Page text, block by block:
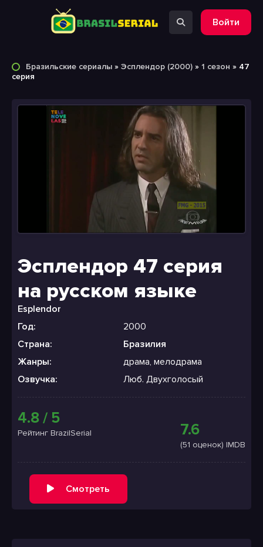
Войти
Бразильские сериалы » Эсплендор (2000) » 1 сезон » 47
серия
Эсплендор 47 серия
на русском языке
Esplendor
Год:
2000
Страна:
Бразилия
Жанры:
драма, мелодрама
Озвучка:
Люб. Двухголосый
4.8 / 5
Рейтинг BrazilSerial 7.6
(51 оценок) IMDB
Смотреть